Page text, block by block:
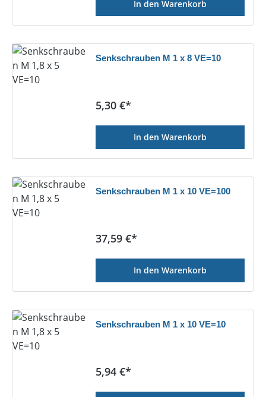
In den Warenkorb
Senkschrauben M 1 x 8 VE=10
Regulärer Preis:
5,30 €*
In den Warenkorb
Senkschrauben M 1 x 10 VE=100
Regulärer Preis:
37,59 €*
In den Warenkorb
Senkschrauben M 1 x 10 VE=10
Regulärer Preis:
5,94 €*